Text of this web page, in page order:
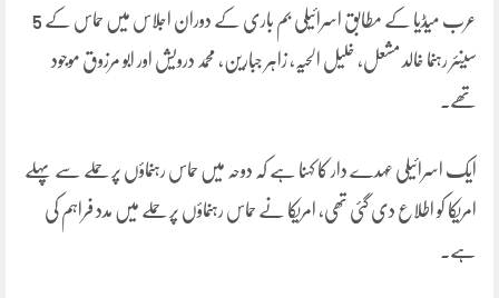
عرب میڈیا کے مطابق اسرائیلی بم باری کے دوران اجلاس میں حماس کے 5
سینئر رہنما خالد مشعل، خلیل الحیہ، زاہر جبارین، محمد درویش اور ابو مرزوق موجود
تھے۔
ایک اسرائیلی عہدے دار کا کہنا ہے کہ دوحہ میں حماس رہنماؤں پر حملے سے پہلے
امریکا کو اطلاع دی گئی تھی، امریکا نے حماس رہنماؤں پر حملے میں مدد فراہم کی
ہے۔